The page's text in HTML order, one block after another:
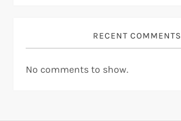
RECENT COMMENTS
No comments to show.